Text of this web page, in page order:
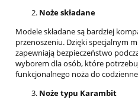
Noże składane
Modele składane są bardziej
przenoszeniu. Dzięki specjalnym
zapewniają bezpieczeństwo
wyborem dla osób, które
funkcjonalnego noża do
Noże typu Karambit